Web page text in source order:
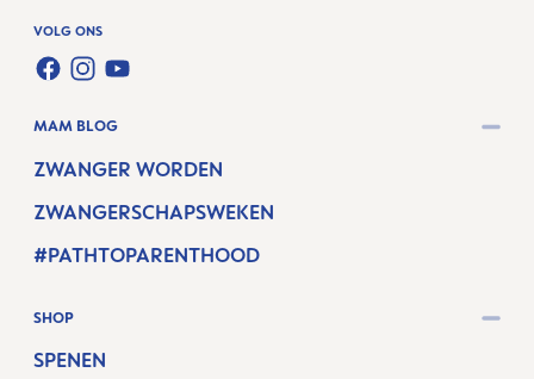
VOLG ONS
FACEBOOK
INSTAGRAM
YOUTUBE
MAM BLOG
ZWANGER WORDEN
ZWANGERSCHAPSWEKEN
#PATHTOPARENTHOOD
SHOP
SPENEN